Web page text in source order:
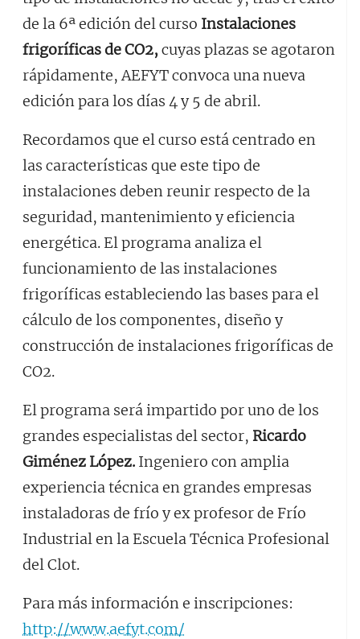
de la 6ª edición del curso Instalaciones
frigoríficas de CO2, cuyas plazas se agotaron
rápidamente, AEFYT convoca una nueva
edición para los días 4 y 5 de abril.
Recordamos que el curso está centrado en
las características que este tipo de
instalaciones deben reunir respecto de la
seguridad, mantenimiento y eficiencia
energética. El programa analiza el
funcionamiento de las instalaciones
frigoríficas estableciendo las bases para el
cálculo de los componentes, diseño y
construcción de instalaciones frigoríficas de
CO2.
El programa será impartido por uno de los
grandes especialistas del sector, Ricardo
Giménez López. Ingeniero con amplia
experiencia técnica en grandes empresas
instaladoras de frío y ex profesor de Frío
Industrial en la Escuela Técnica Profesional
del Clot.
Para más información e inscripciones:
http://www.aefyt.com/